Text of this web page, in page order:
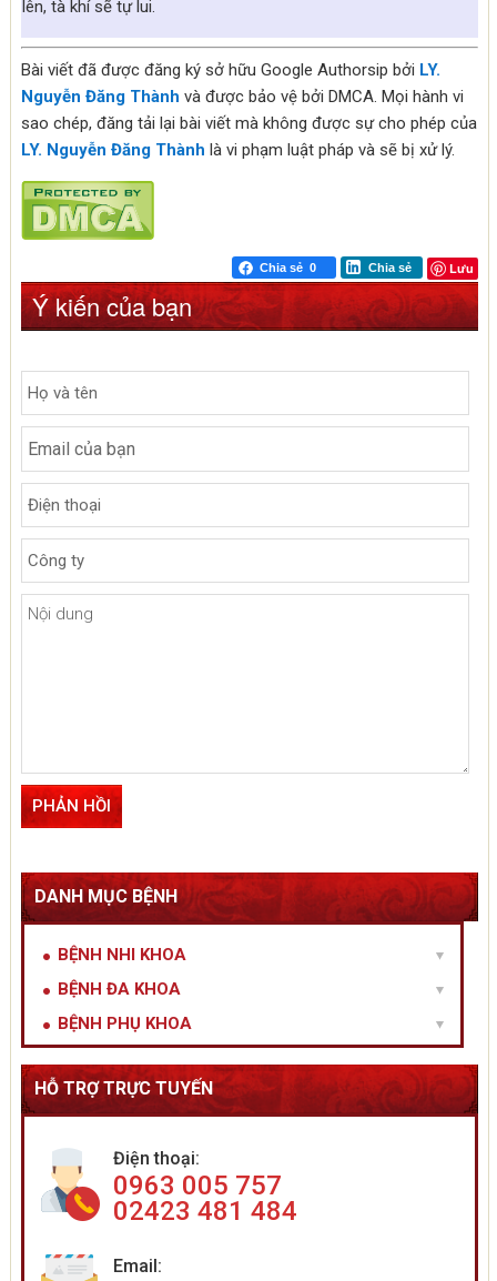
lên, tà khí sẽ tự lui.
Bài viết đã được đăng ký sở hữu Google Authorsip bởi LY.
Nguyễn Đăng Thành và được bảo vệ bởi DMCA. Mọi hành vi
sao chép, đăng tải lại bài viết mà không được sự cho phép của
LY. Nguyễn Đăng Thành là vi phạm luật pháp và sẽ bị xử lý.
Chia sẻ 0 Chia sẻ Lưu
Ý kiến của bạn
DANH MỤC BỆNH
BỆNH NHI KHOA
BỆNH ĐA KHOA
BỆNH PHỤ KHOA
HỖ TRỢ TRỰC TUYẾN
Điện thoại:
0963 005 757
02423 481 484
Email: